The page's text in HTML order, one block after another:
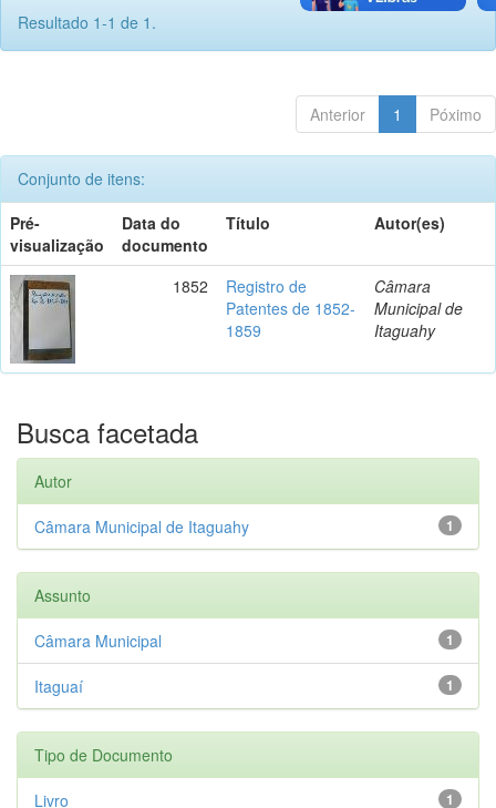
Resultado 1-1 de 1.
Anterior 1 Póximo
Conjunto de itens:
Pré-
visualização
Data do
documento
Título Autor(es)
1852
Registro de
Patentes de 1852-
1859
Câmara
Municipal de
Itaguahy
Busca facetada
Autor
1
Câmara Municipal de Itaguahy
Assunto
1
Câmara Municipal
1
Itaguaí
Tipo de Documento
1
Livro